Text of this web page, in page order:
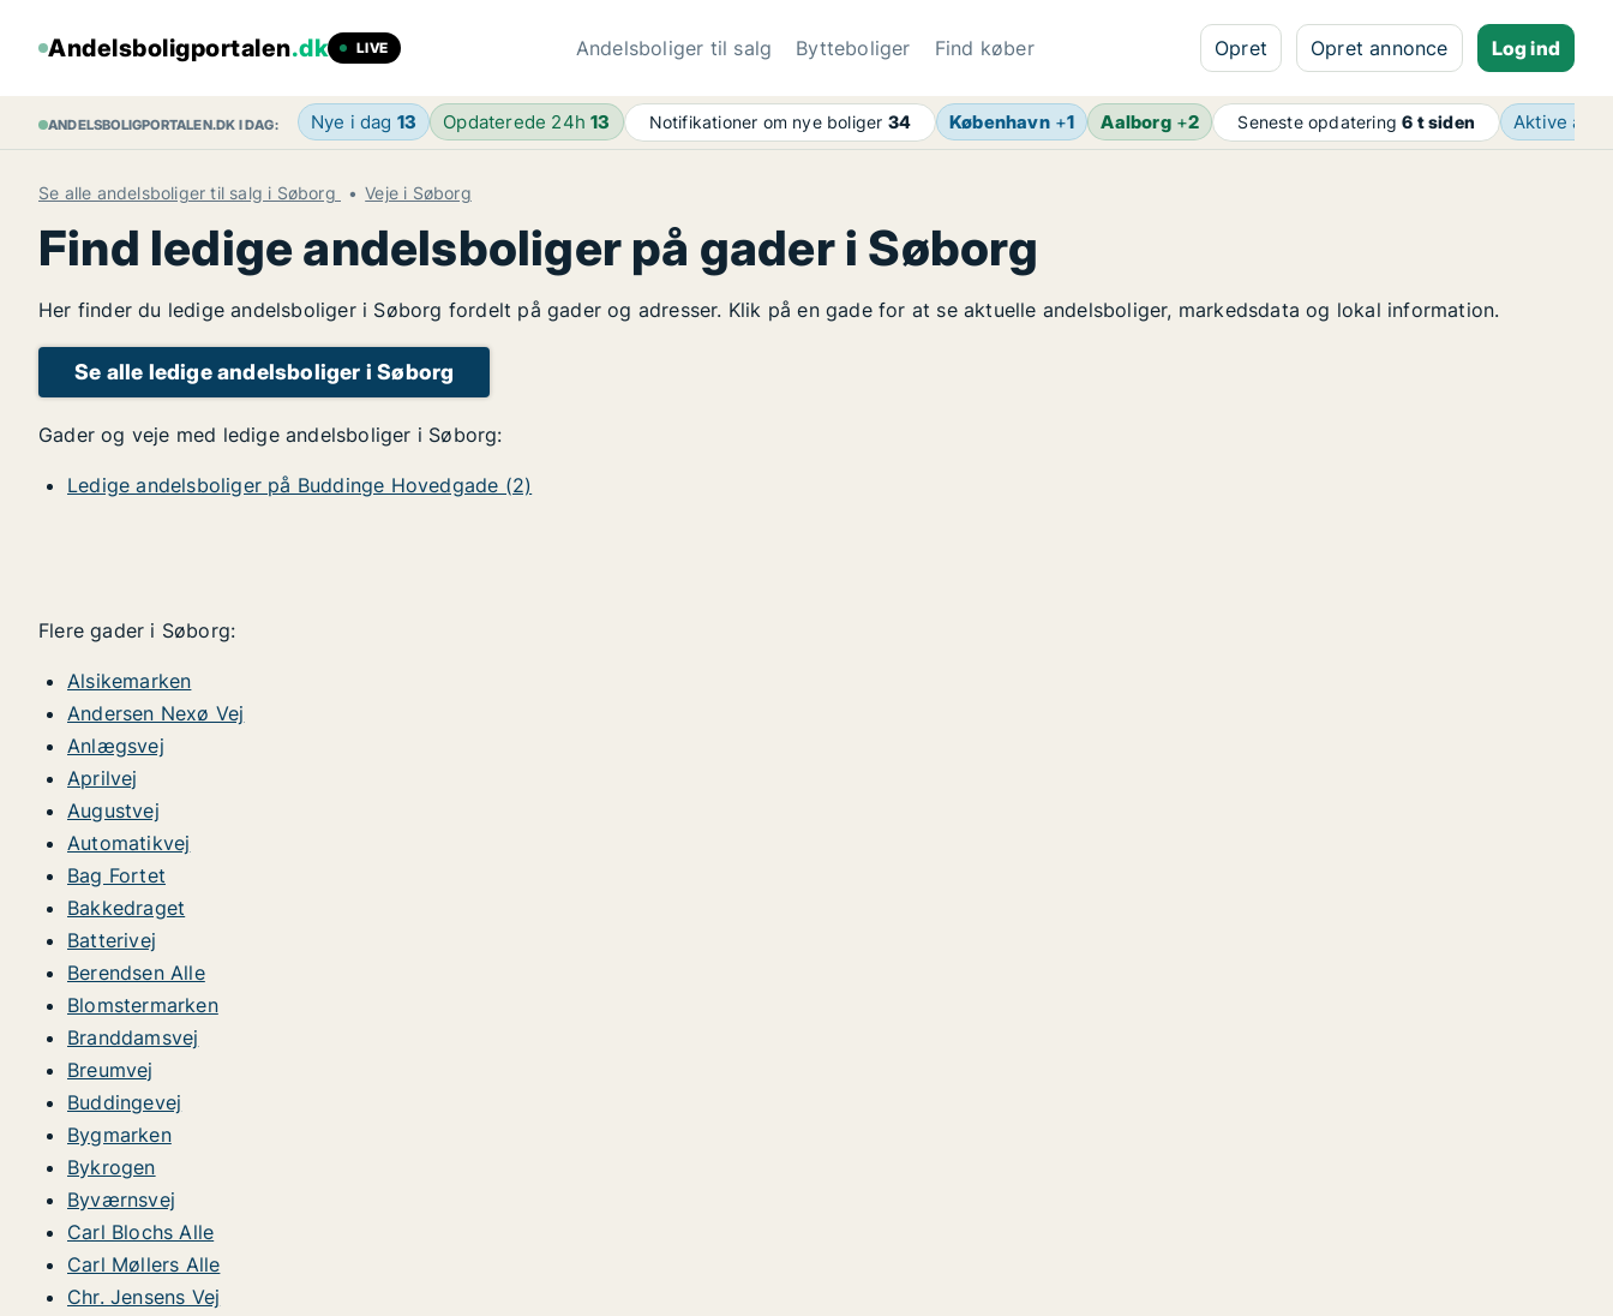
Andelsboligportalen.dk LIVE Andelsboliger til salg Bytteboliger Find køber Opret Opret annonce Log ind
ANDELSBOLIGPORTALEN.DK I DAG: Nye i dag 13 Opdaterede 24h13 Notifikationer om nye boliger 34 København+1 Aalborg+2 Seneste opdatering6 t siden Aktive
Se alle andelsboliger til salg i Søborg Veje i Søborg
Find ledige andelsboliger på gader i Søborg
Her finder du ledige andelsboliger i Søborg fordelt på gader og adresser. Klik på en gade for at se aktuelle andelsboliger, markedsdata og lokal information.
Se alle ledige andelsboliger i Søborg
Gader og veje med ledige andelsboliger i Søborg:
Ledige andelsboliger på Buddinge Hovedgade (2)
Flere gader i Søborg:
Alsikemarken
Andersen Nexø Vej
Anlægsvej
Aprilvej
Augustvej
Automatikvej
Bag Fortet
Bakkedraget
Batterivej
Berendsen Alle
Blomstermarken
Branddamsvej
Breumvej
Buddingevej
Bygmarken
Bykrogen
Byværnsvej
Carl Blochs Alle
Carl Møllers Alle
Chr. Jensens Vej